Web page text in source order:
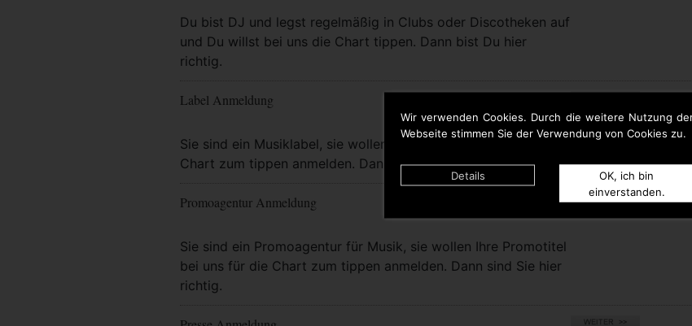
Wir verwenden Cookies. Durch die weitere Nutzung
Webseite stimmen Sie der Verwendung von Cookies zu.
Details
OK, ich bin
einverstanden.
Du bist DJ und legst regelmäßig in Clubs oder Discotheken auf
und Du willst bei uns die Chart tippen. Dann bist Du hier
richtig.
Label Anmeldung
Sie sind ein Musiklabel, sie wollen bei uns eigene Titel für die
Chart zum tippen anmelden. Dann sind Sie hier richtig.
Mehr Info
Promoagentur Anmeldung
Sie sind ein Promoagentur für Musik, sie wollen Ihre Promotitel
bei uns für die Chart zum tippen anmelden. Dann sind Sie hier
richtig.
Mehr Info